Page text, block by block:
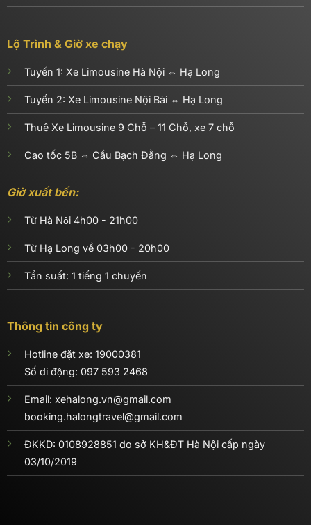
Lộ Trình & Giờ xe chạy
Tuyến 1: Xe Limousine Hà Nội ⇔ Hạ Long
Tuyến 2: Xe Limousine Nội Bài ⇔ Hạ Long
Thuê Xe Limousine 9 Chỗ – 11 Chỗ, xe 7 chỗ
Cao tốc 5B ⇔ Cầu Bạch Đằng ⇔ Hạ Long
Giờ xuất bến:
Từ Hà Nội 4h00 - 21h00
Từ Hạ Long về 03h00 - 20h00
Tần suất: 1 tiếng 1 chuyến
Thông tin công ty
Hotline đặt xe: 19000381
Số di động: 097 593 2468
Email: xehalong.vn@gmail.com
booking.halongtravel@gmail.com
ĐKKD: 0108928851 do sở KH&ĐT Hà Nội cấp ngày
03/10/2019